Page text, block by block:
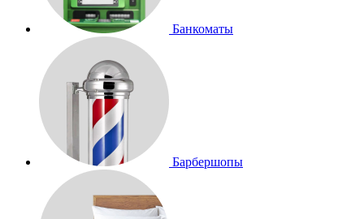
Банкоматы
Барбершопы